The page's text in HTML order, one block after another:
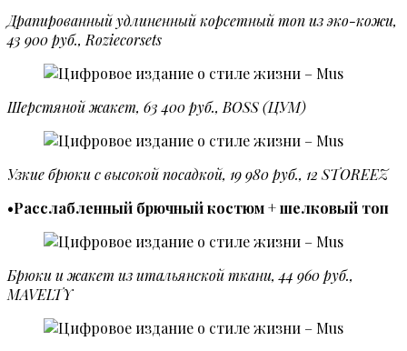
Драпированный удлиненный корсетный топ из эко-кожи,
43 900 руб., Roziecorsets
Шерстяной жакет, 63 400 руб., BOSS (ЦУМ)
Узкие брюки с высокой посадкой, 19 980 руб., 12 STOREEZ
•Расслабленный брючный костюм + шелковый топ
Брюки и жакет из итальянской ткани, 44 960 руб.,
MAVELTY